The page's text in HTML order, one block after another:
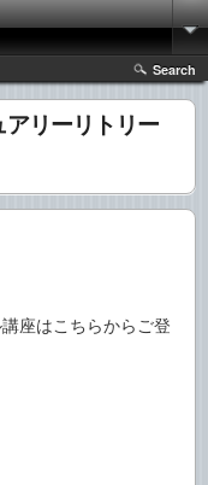
Search
アリーリトリー
座はこちらからご登